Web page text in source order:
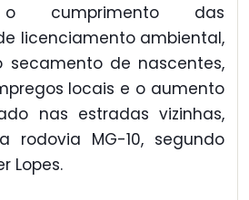
cumprimento das
licenciamento ambiental,
secamento de nascentes,
locais e o aumento
nas estradas vizinhas,
rodovia MG-10, segundo
Lopes.